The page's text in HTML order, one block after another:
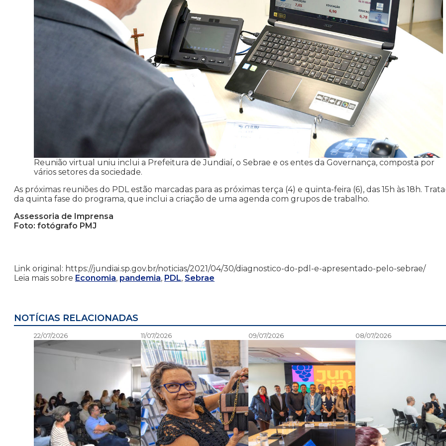
Reunião virtual uniu inclui a Prefeitura de Jundiaí, o Sebrae e os entes da Governança, composta por
vários setores da sociedade.
As próximas reuniões do PDL estão marcadas para as próximas terça (4) e quinta-feira (6), das 15h às 18h.
da quinta fase do programa, que inclui a criação de uma agenda com grupos de trabalho.
Assessoria de Imprensa
Foto: fotógrafo PMJ
Link original: https://jundiai.sp.gov.br/noticias/2021/04/30/diagnostico-do-pdl-e-apresentado-pelo-sebrae/
Leia mais sobre Economia, pandemia, PDL, Sebrae
NOTÍCIAS RELACIONADAS
22/07/2026 11/07/2026 09/07/2026 08/07/2026